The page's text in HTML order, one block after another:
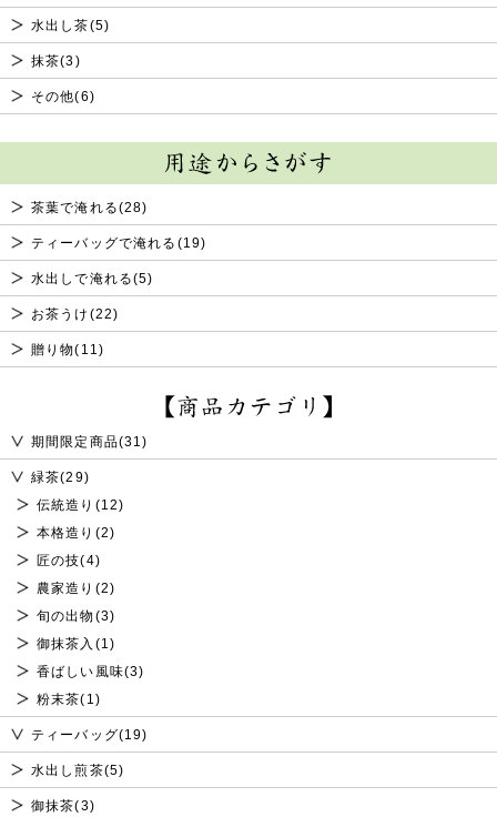
水出し茶(5)
抹茶(3)
その他(6)
茶葉で淹れる(28)
ティーバッグで淹れる(19)
水出しで淹れる(5)
お茶うけ(22)
贈り物(11)
期間限定商品(31)
緑茶(29)
伝統造り(12)
本格造り(2)
匠の技(4)
農家造り(2)
旬の出物(3)
御抹茶入(1)
香ばしい風味(3)
粉末茶(1)
ティーバッグ(19)
水出し煎茶(5)
御抹茶(3)